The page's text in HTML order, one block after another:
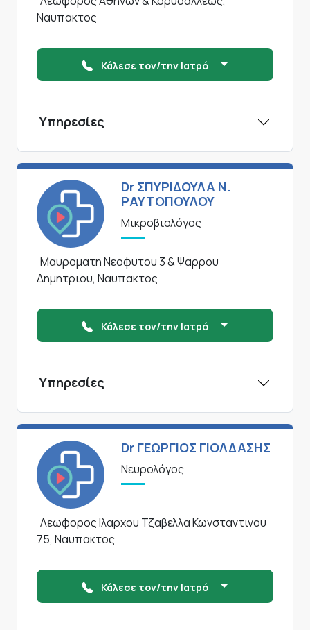
Ναυπακτος
Κάλεσε τον/την Ιατρό
Υπηρεσίες
Dr ΣΠΥΡΙΔΟΥΛΑ Ν.
ΡΑΥΤΟΠΟΥΛΟΥ
Μικροβιολόγος
Μαυροματη Νεοφυτου 3 & Ψαρρου
Δημητριου, Ναυπακτος
Κάλεσε τον/την Ιατρό
Υπηρεσίες
Dr ΓΕΩΡΓΙΟΣ ΓΙΟΛΔΑΣΗΣ
Νευρολόγος
Λεωφορος Ιλαρχου Τζαβελλα Κωνσταντινου
75, Ναυπακτος
Κάλεσε τον/την Ιατρό